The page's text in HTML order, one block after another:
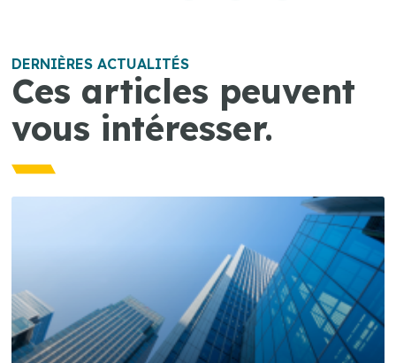
DERNIÈRES ACTUALITÉS
Ces articles peuvent
vous intéresser.